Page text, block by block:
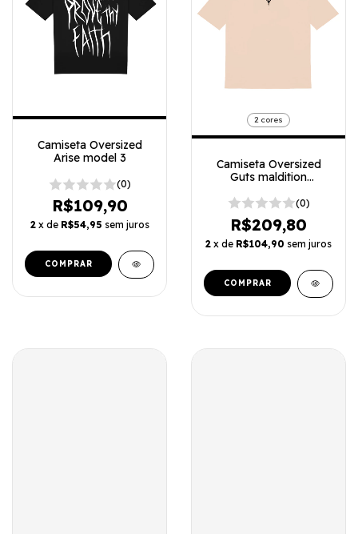
Camiseta Oversized
Arise model 3
(0)
R$109,90
2 x de R$54,95 sem juros
COMPRAR
2 cores
Camiseta Oversized
Guts maldition
(0)
R$209,80
2 x de R$104,90 sem juros
COMPRAR